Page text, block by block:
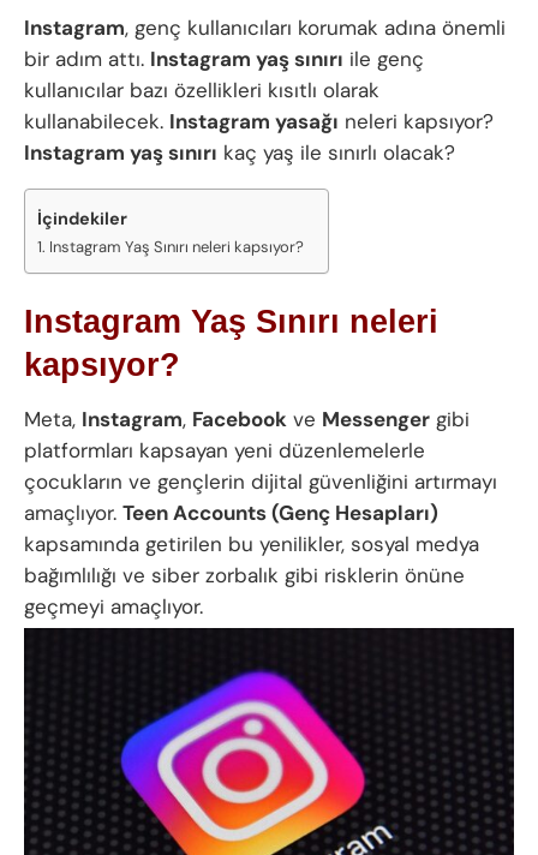
Instagram, genç kullanıcıları korumak adına önemli
bir adım attı. Instagram yaş sınırı ile genç
kullanıcılar bazı özellikleri kısıtlı olarak
kullanabilecek. Instagram yasağı neleri kapsıyor?
Instagram yaş sınırı kaç yaş ile sınırlı olacak?
İçindekiler
Instagram Yaş Sınırı neleri kapsıyor?
Instagram Yaş Sınırı neleri
kapsıyor?
Meta, Instagram, Facebook ve Messenger gibi
platformları kapsayan yeni düzenlemelerle
çocukların ve gençlerin dijital güvenliğini artırmayı
amaçlıyor. Teen Accounts (Genç Hesapları)
kapsamında getirilen bu yenilikler, sosyal medya
bağımlılığı ve siber zorbalık gibi risklerin önüne
geçmeyi amaçlıyor.